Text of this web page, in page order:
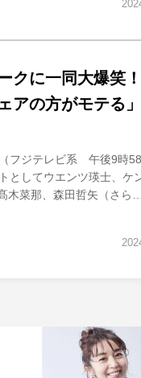
クに一同大爆笑
アの方がモテる
フジテレビ系 午後9時
としてウエンツ瑛士、ケ
木菜那、森田哲矢（さら…